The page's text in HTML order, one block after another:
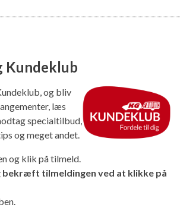
Kundeklub
og bliv
læs
specialtilbud,
og meget andet.
og klik på tilmeld.
bekræft tilmeldingen ved at klikke på